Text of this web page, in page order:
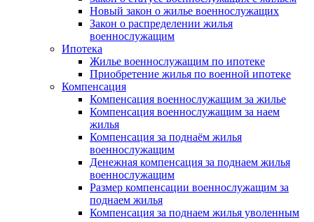
Новый закон о жилье военнослужащих
Закон о распределении жилья
военнослужащим
Ипотека
Жилье военнослужащим по ипотеке
Приобретение жилья по военной ипотеке
Компенсация
Компенсация военнослужащим за жилье
Компенсация военнослужащим за наем
жилья
Компенсация за поднаём жилья
военнослужащим
Денежная компенсация за поднаем жилья
военнослужащим
Размер компенсации военнослужащим за
поднаем жилья
Компенсация за поднаем жилья уволенным